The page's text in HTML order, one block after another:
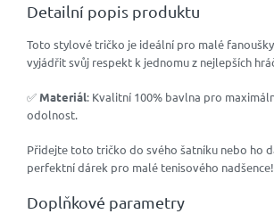
Detailní popis produktu
Toto stylové tričko je ideální pro malé
vyjádřit svůj respekt k jednomu z nejlepších
✅ Materiál: Kvalitní 100% bavlna pro
odolnost.
Přidejte toto tričko do svého šatníku nebo ho
perfektní dárek pro malé tenisového
Doplňkové parametry